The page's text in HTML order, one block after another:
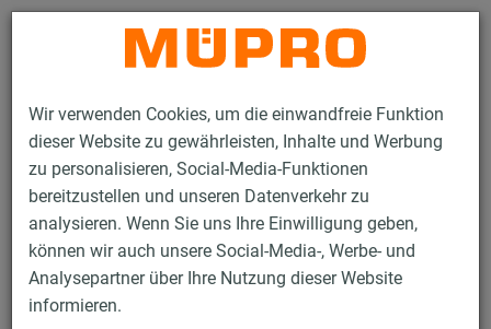
Wir verwenden Cookies, um die einwandfreie Funktion
dieser Website zu gewährleisten, Inhalte und Werbung
zu personalisieren, Social-Media-Funktionen
bereitzustellen und unseren Datenverkehr zu
analysieren. Wenn Sie uns Ihre Einwilligung geben,
können wir auch unsere Social-Media-, Werbe- und
Analysepartner über Ihre Nutzung dieser Website
informieren.
Kontakt
Produkte Befestigungstechnik
Lüftungsbefestigung
Installationsschienen für die Lüftungsbefestigung
MPR-Systemschienen (leichter bis mittlerer Lastbereich)
MPR-Systemschienen